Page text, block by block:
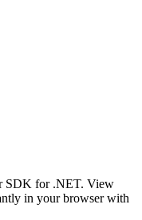
SDK for .NET. View
in your browser with